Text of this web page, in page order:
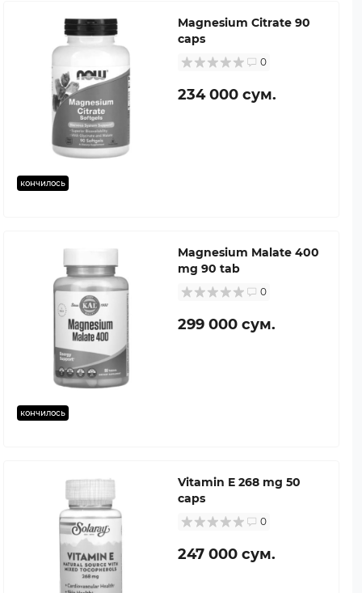
кончилось
Magnesium Citrate 90
caps
0
234 000 сум.
кончилось
Magnesium Malate 400
mg 90 tab
0
299 000 сум.
Vitamin E 268 mg 50
caps
0
247 000 сум.